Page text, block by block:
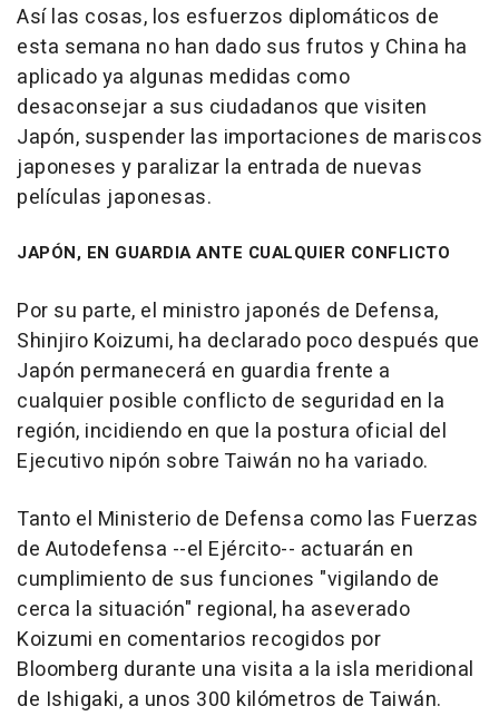
Así las cosas, los esfuerzos diplomáticos de
esta semana no han dado sus frutos y China ha
aplicado ya algunas medidas como
desaconsejar a sus ciudadanos que visiten
Japón, suspender las importaciones de mariscos
japoneses y paralizar la entrada de nuevas
películas japonesas.
JAPÓN, EN GUARDIA ANTE CUALQUIER CONFLICTO
Por su parte, el ministro japonés de Defensa,
Shinjiro Koizumi, ha declarado poco después que
Japón permanecerá en guardia frente a
cualquier posible conflicto de seguridad en la
región, incidiendo en que la postura oficial del
Ejecutivo nipón sobre Taiwán no ha variado.
Tanto el Ministerio de Defensa como las Fuerzas
de Autodefensa --el Ejército-- actuarán en
cumplimiento de sus funciones "vigilando de
cerca la situación" regional, ha aseverado
Koizumi en comentarios recogidos por
Bloomberg durante una visita a la isla meridional
de Ishigaki, a unos 300 kilómetros de Taiwán.